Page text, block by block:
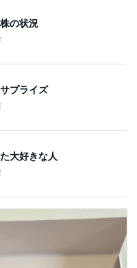
の状況
プライズ
大好きな人